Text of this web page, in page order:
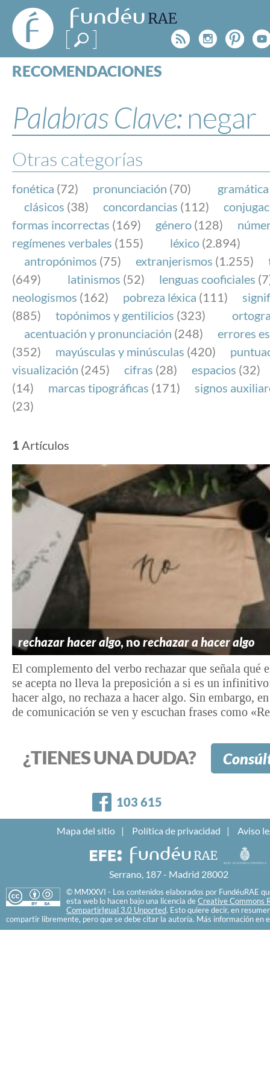
FundéuRAE
- Fundación
del Español
Urgente
Rss
RECOMENDACIONES
ESPECIALES
BLOG
NOTICIAS
SOBRE LA FUNDÉURAE
FundéuRAE es una fundación patrocinada por la
y la Real Academia Española, cuyo objetivo es
el buen uso del español en los medios de
Internet.
Palabras Clave: negar
Otras categorías
fonética (72) pronunciación (70) gramática
clásicos (38) concordancias (112)
formas incorrectas (169) género (128)
regímenes verbales (155) léxico (2.894)
antropónimos (75) extranjerismos (1.255)
(649)
latinismos (52) lenguas cooficiales
neologismos (162) pobreza léxica (111)
(885)
topónimos y gentilicios (323)
acentuación y pronunciación (248)
errores
(352)
mayúsculas y minúsculas (420)
visualización (245) cifras (28) espacios (32)
(14)
marcas tipográficas (171)
signos
(23)
1 Artículos
rechazar hacer algo, norechazar a hacer algo
El complemento del verbo rechazar que señala qué
se acepta no lleva la preposición a si es un
hacer algo, no rechaza a hacer algo. Sin embargo,
de comunicación se ven y escuchan frases como
¿TIENES UNA DUDA?
Facebook
103 615
Mapa del sitio Política de privacidad Aviso
Serrano, 187 - Madrid 28002
© MMXXVI - Los contenidos elaborados por FundéuRAE
esta web lo hacen bajo una licencia de Creative Commons
CompartirIgual 3.0 Unported. Esto quiere decir, en
compartir libremente, pero que se debe citar la autoría. Más información en